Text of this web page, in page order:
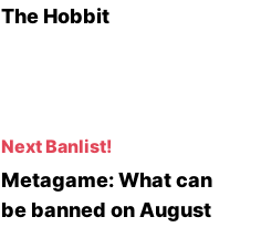
The Hobbit
Next Banlist!
Metagame: What can
be banned on August